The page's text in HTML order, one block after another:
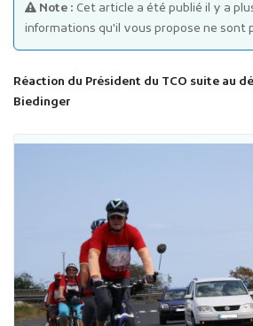
Publicité des actes
Note : Cet article a été publié il y a
informations qu'il vous propose ne sont
Réaction du Président du TCO suite au
Biedinger